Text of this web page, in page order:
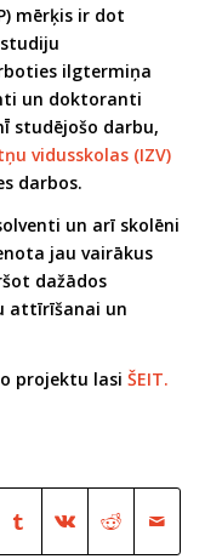
mērķis ir dot
ilgtermiņa
un doktoranti
studējošo darbu,
vidusskolas (IZV)
darbos.
un arī skolēni
jau vairākus
dažādos
attīrīšanai un
projektu lasi ŠEIT.